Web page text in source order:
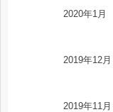
2020年1月
2019年12月
2019年11月